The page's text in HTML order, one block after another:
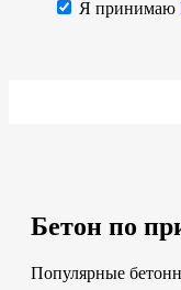
Я принимаю
Бетон по
Популярные